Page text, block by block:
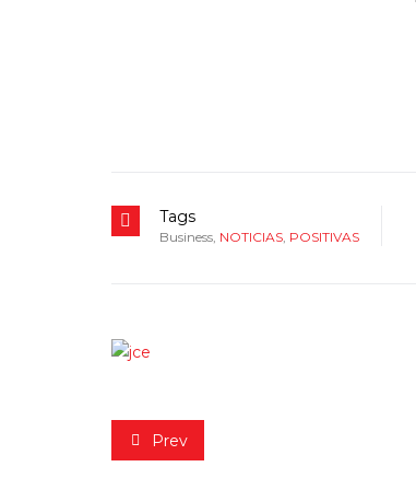
Tags
Business, NOTICIAS, POSITIVAS
Prev